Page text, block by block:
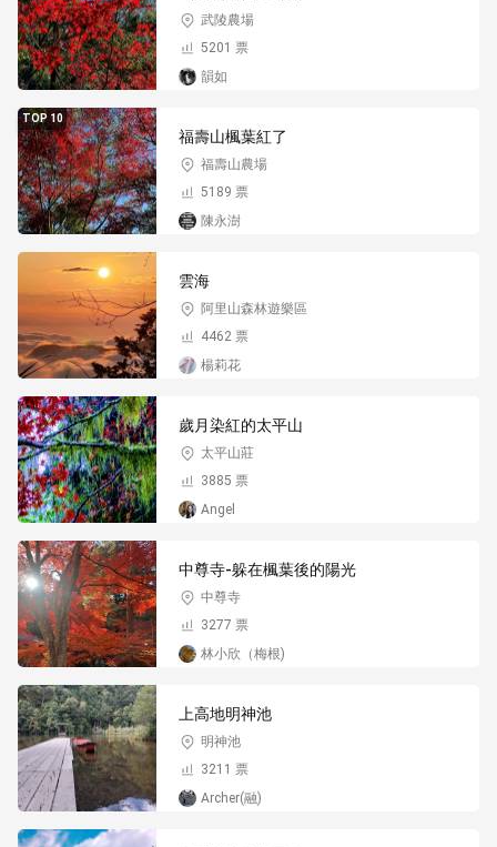
武陵農場
5201 票
韻如
TOP 10
福壽山楓葉紅了
福壽山農場
5189 票
陳永澍
雲海
阿里山森林遊樂區
4462 票
楊莉花
歲月染紅的太平山
太平山莊
3885 票
Angel
中尊寺-躲在楓葉後的陽光
中尊寺
3277 票
林小欣（梅根)
上高地明神池
明神池
3211 票
Archer(融)